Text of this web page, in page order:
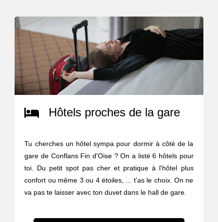
Hôtels proches de la gare
Tu cherches un hôtel sympa pour dormir à côté de la
gare de Conflans Fin d'Oise ? On a listé 6 hôtels pour
toi. Du petit spot pas cher et pratique à l'hôtel plus
confort ou même 3 ou 4 étoiles, ... t'as le choix. On ne
va pas te laisser avec ton duvet dans le hall de gare.